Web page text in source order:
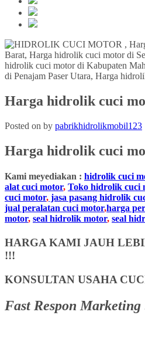
Harga hidrolik cuci
Posted on by pabrikhidrolikmobil123
Harga hidrolik cuci
Kami meyediakan : hidrolik cuci
alat cuci motor, Toko hidrolik cuci
cuci motor, jasa pasang hidrolik
jual peralatan cuci motor,harga
motor, seal hidrolik motor, seal
HARGA KAMI JAUH
!!!
KONSULTAN USAHA
Fast Respon